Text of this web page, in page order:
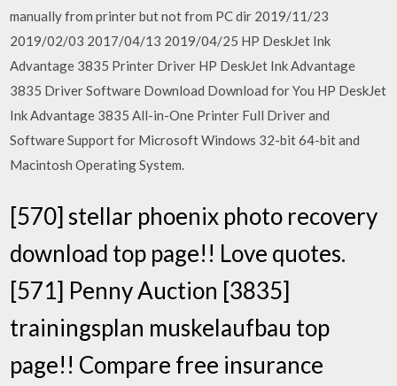
manually from printer but not from PC dir 2019/11/23
2019/02/03 2017/04/13 2019/04/25 HP DeskJet Ink
Advantage 3835 Printer Driver HP DeskJet Ink Advantage
3835 Driver Software Download Download for You HP DeskJet
Ink Advantage 3835 All-in-One Printer Full Driver and
Software Support for Microsoft Windows 32-bit 64-bit and
Macintosh Operating System.
[570] stellar phoenix photo recovery
download top page!! Love quotes.
[571] Penny Auction [3835]
trainingsplan muskelaufbau top
page!! Compare free insurance